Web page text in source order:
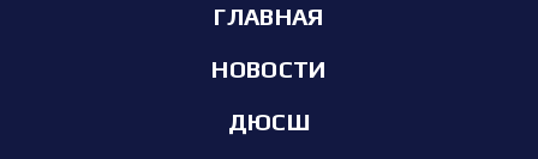
ГЛАВНАЯ
НОВОСТИ
ДЮСШ